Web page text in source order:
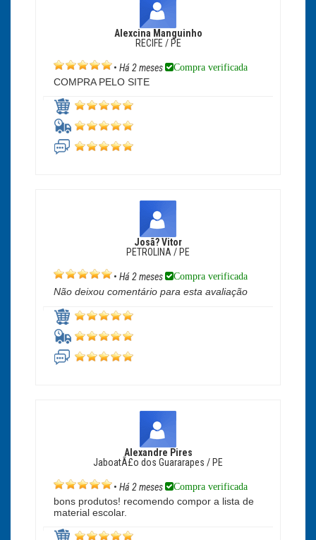
Alexcina Manguinho
RECIFE / PE
• Há 2 meses Compra verificada
COMPRA PELO SITE
Josã? Vitor
PETROLINA / PE
• Há 2 meses Compra verificada
Não deixou comentário para esta avaliação
Alexandre Pires
JaboatÃ£o dos Guararapes / PE
• Há 2 meses Compra verificada
bons produtos! recomendo compor a lista de
material escolar.